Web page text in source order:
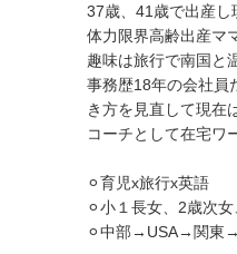
37歳、41歳で出産し
体力限界高齢出産マ
趣味は旅行で南国と
事務歴18年の会社員
き方を見直して現在
コーチとして在宅ワ
⚪︎育児x旅行x英語
⚪︎小１長女、2歳次
⚪︎中部→USA→関東